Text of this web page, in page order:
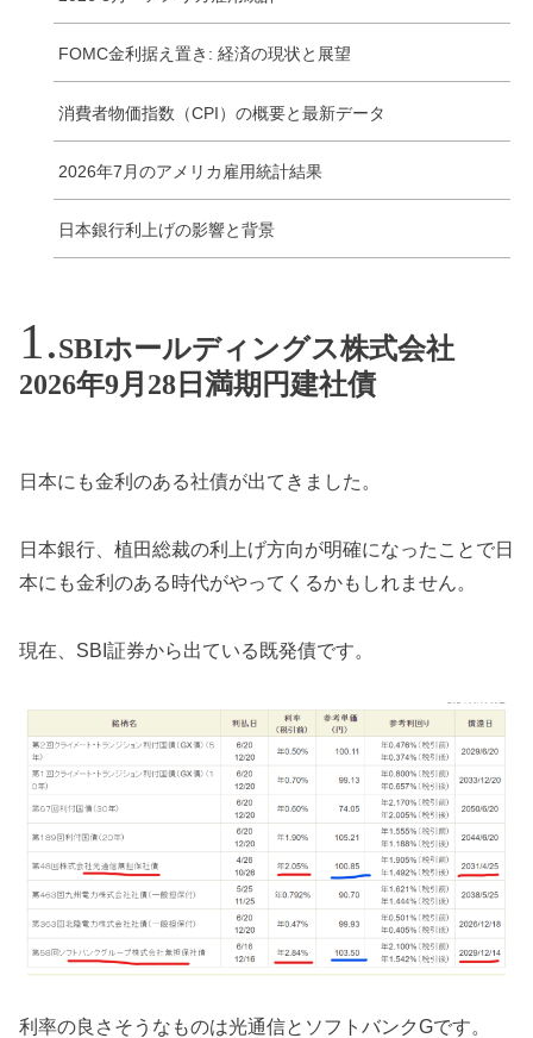
FOMC金利据え置き: 経済の現状と展望
消費者物価指数（CPI）の概要と最新データ
2026年7月のアメリカ雇用統計結果
日本銀行利上げの影響と背景
SBIホールディングス株式会社
2026年9月28日満期円建社債
日本にも金利のある社債が出てきました。
日本銀行、植田総裁の利上げ方向が明確になったことで日
本にも金利のある時代がやってくるかもしれません。
現在、SBI証券から出ている既発債です。
利率の良さそうなものは光通信とソフトバンクGです。